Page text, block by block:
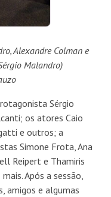
Alexandre Colman e
Malandro)
Sérgio
os atores Caio
e outros; a
Simone Frota, Ana
Reipert e Thamiris
Após a sessão,
amigos e algumas